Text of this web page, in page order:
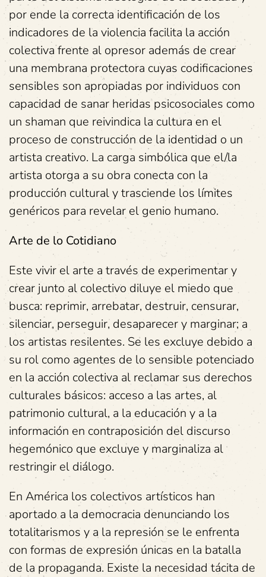
por ende la correcta identificación de los
indicadores de la violencia facilita la acción
colectiva frente al opresor además de crear
una membrana protectora cuyas codificaciones
sensibles son apropiadas por individuos con
capacidad de sanar heridas psicosociales como
un shaman que reivindica la cultura en el
proceso de construcción de la identidad o un
artista creativo. La carga simbólica que el/la
artista otorga a su obra conecta con la
producción cultural y trasciende los límites
genéricos para revelar el genio humano.
Arte de lo Cotidiano
Este vivir el arte a través de experimentar y
crear junto al colectivo diluye el miedo que
busca: reprimir, arrebatar, destruir, censurar,
silenciar, perseguir, desaparecer y marginar; a
los artistas resilentes. Se les excluye debido a
su rol como agentes de lo sensible potenciado
en la acción colectiva al reclamar sus derechos
culturales básicos: acceso a las artes, al
patrimonio cultural, a la educación y a la
información en contraposición del discurso
hegemónico que excluye y marginaliza al
restringir el diálogo.
En América los colectivos artísticos han
aportado a la democracia denunciando los
totalitarismos y a la represión se le enfrenta
con formas de expresión únicas en la batalla
de la propaganda. Existe la necesidad tácita de